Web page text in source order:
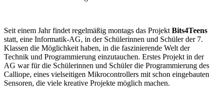
Seit einem Jahr findet regelmäßig montags das Projekt Bits4Teens
statt, eine Informatik-AG, in der Schülerinnen und Schüler der 7.
Klassen die Möglichkeit haben, in die faszinierende Welt der
Technik und Programmierung einzutauchen. Erstes Projekt in der
AG war für die Schülerinnen und Schüler die Programmierung des
Calliope, eines vielseitigen Mikrocontrollers mit schon eingebauten
Sensoren, die viele kreative Projekte möglich machen.